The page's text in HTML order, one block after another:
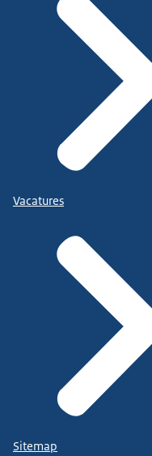
Vacatures
Sitemap